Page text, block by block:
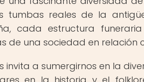
tumbas reales de la
cada estructura
de una sociedad en relación
a sumergirnos en la